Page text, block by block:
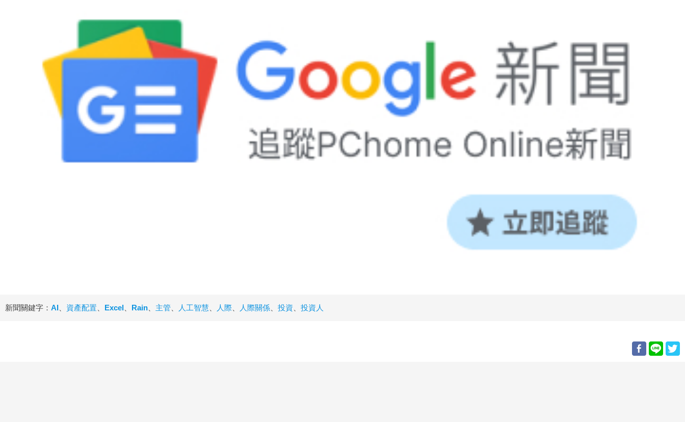
新聞關鍵字： AI 資產配置 Excel Rain 主管 人工智慧 人際 人際關係 投資 投資人